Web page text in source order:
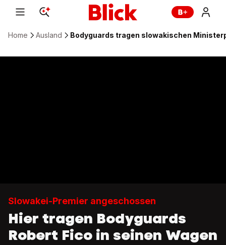
Home Ausland Bodyguards tragen slowakischen
Slowakei-Premier angeschossen
Hier tragen Bodyguards
Robert Fico in seinen Wagen